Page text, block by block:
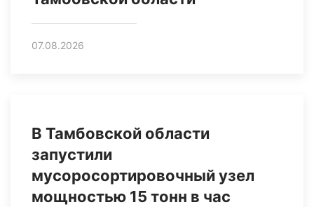
07.08.2026
В Тамбовской области
запустили
мусоросортировочный узел
мощностью 15 тонн в час